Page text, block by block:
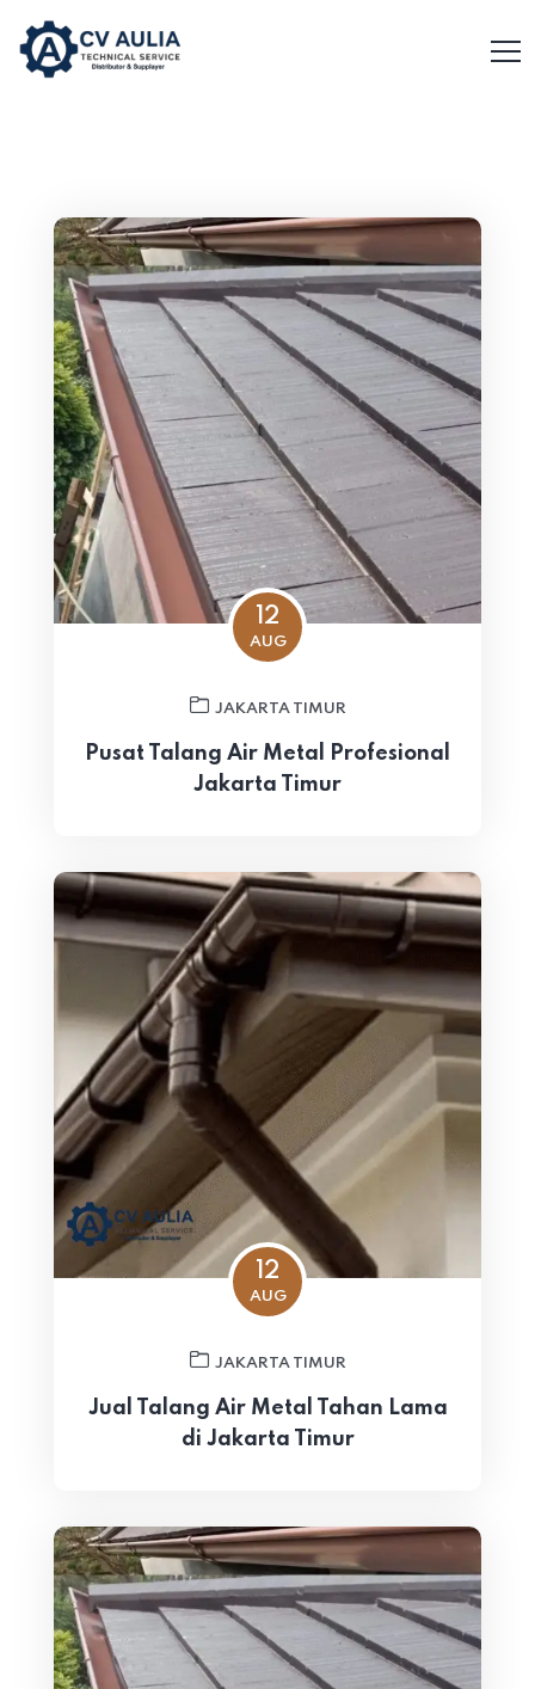
12
AUG
JAKARTA TIMUR
Pusat Talang Air Metal Profesional
Jakarta Timur
12
AUG
JAKARTA TIMUR
Jual Talang Air Metal Tahan Lama
di Jakarta Timur